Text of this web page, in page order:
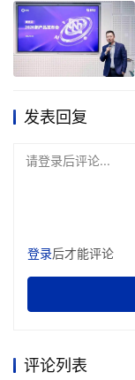
发表回复
请登录后评论...
登录后才能评论
评论列表